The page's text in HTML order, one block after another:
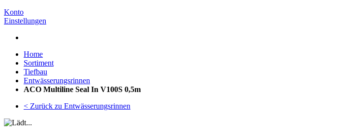
Konto
Einstellungen
Home
Sortiment
Tiefbau
Entwässerungsrinnen
ACO Multiline Seal In V100S 0,5m
< Zurück zu Entwässerungsrinnen